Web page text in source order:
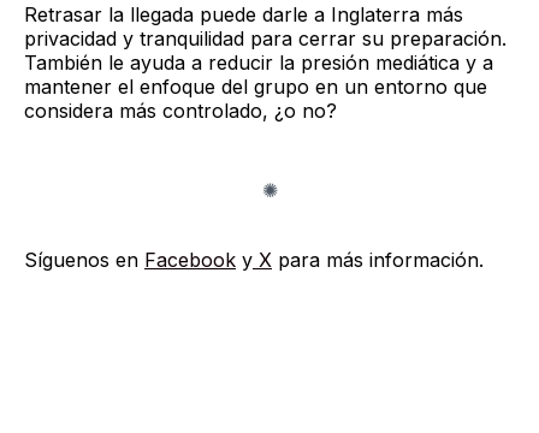
Retrasar la llegada puede darle a Inglaterra más
privacidad y tranquilidad para cerrar su preparación.
También le ayuda a reducir la presión mediática y a
mantener el enfoque del grupo en un entorno que
considera más controlado, ¿o no?
Síguenos en Facebook y X para más información.